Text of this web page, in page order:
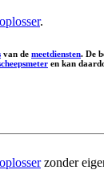
.
van de meetdiensten. De
en kan
zonder